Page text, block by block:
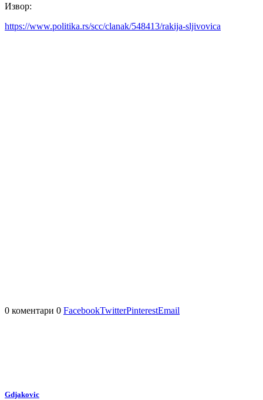
Извор:
https://www.politika.rs/scc/clanak/548413/rakija-sljivovica
0 коментари 0 FacebookTwitterPinterestEmail
Gdjakovic